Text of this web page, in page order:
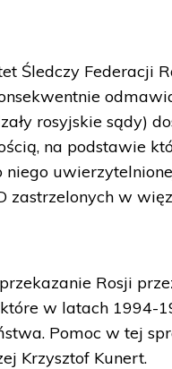
Śledczy Federacji
rosyjskie sądy)
na podstawie
zastrzelonych w
Rosji
w latach 1994-
Pomoc w tej
Krzysztof Kunert.